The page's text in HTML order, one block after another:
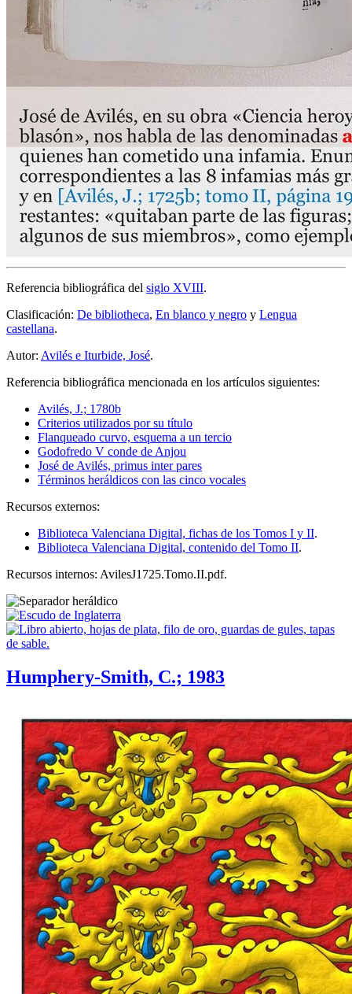
Referencia bibliográfica del siglo XVIII.
Clasificación: De bibliotheca, En blanco y negro y Lengua
castellana.
Autor: Avilés e Iturbide, José.
Referencia bibliográfica mencionada en los artículos siguientes:
Avilés, J.; 1780b
Criterios utilizados por su título
Flanqueado curvo, esquema a un tercio
Godofredo V conde de Anjou
José de Avilés, primus inter pares
Términos heráldicos con las cinco vocales
Recursos externos:
Biblioteca Valenciana Digital, fichas de los Tomos I y II.
Biblioteca Valenciana Digital, contenido del Tomo II.
Recursos internos: AvilesJ1725.Tomo.II.pdf.
Humphery-Smith, C.; 1983